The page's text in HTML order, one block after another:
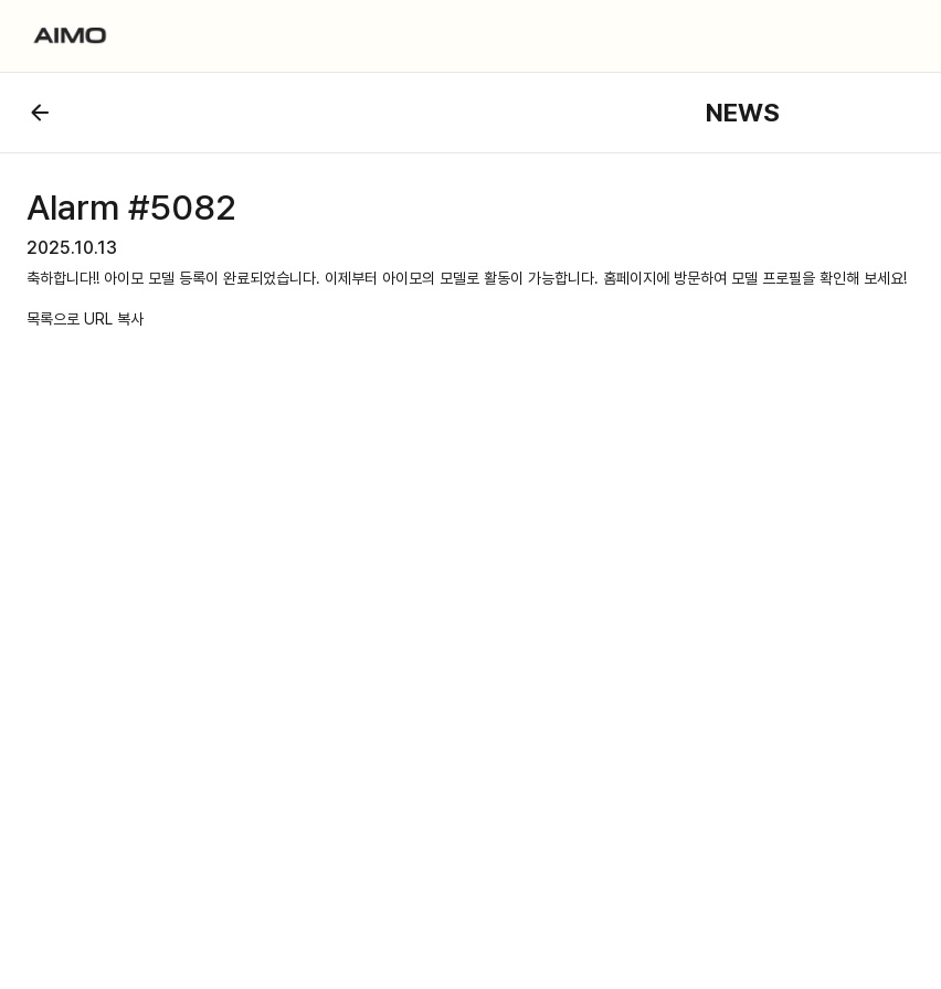
NEWS
Alarm #5082
2025.10.13
축하합니다!! 아이모 모델 등록이 완료되었습니다. 이제부터 아이모의 모델로 활동이 가능합니다. 홈페이지에 방문하여 모델 프로필을 확인해 보세요!
목록으로 URL 복사